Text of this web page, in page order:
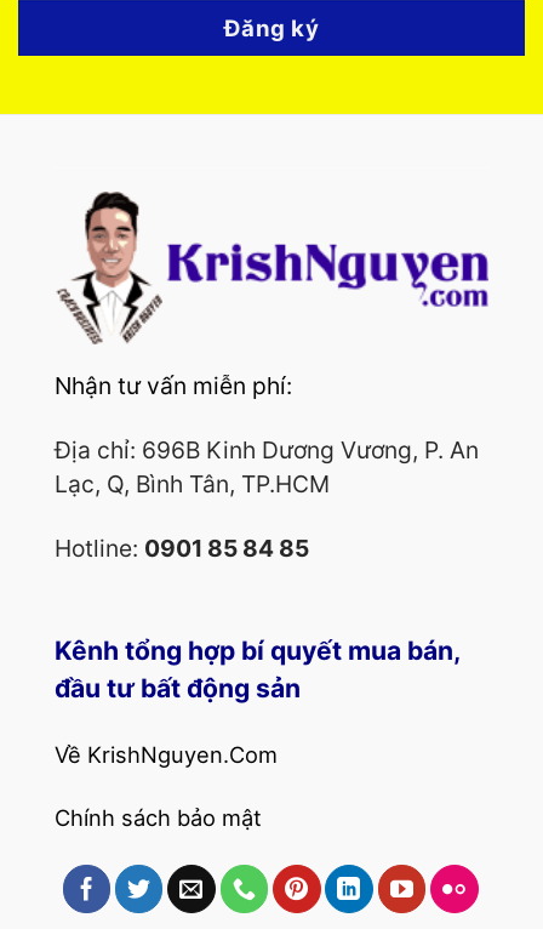
Đăng ký
Nhận tư vấn miễn phí:
Địa chỉ: 696B Kinh Dương Vương, P. An
Lạc, Q, Bình Tân, TP.HCM
Hotline: 0901 85 84 85
Kênh tổng hợp bí quyết mua bán,
đầu tư bất động sản
Về KrishNguyen.Com
Chính sách bảo mật